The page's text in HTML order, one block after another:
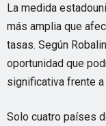
La medida
más amplia que
tasas. Según
oportunidad que
significativa frente
Solo cuatro países